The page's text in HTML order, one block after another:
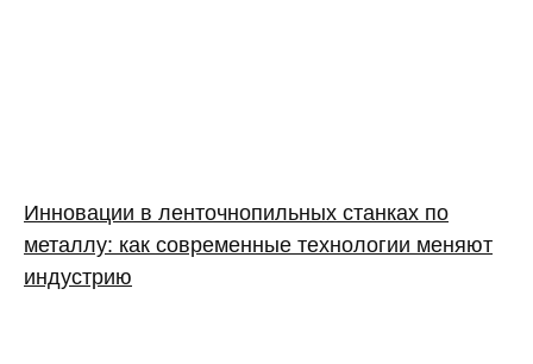
Инновации в ленточнопильных станках по
металлу: как современные технологии меняют
индустрию